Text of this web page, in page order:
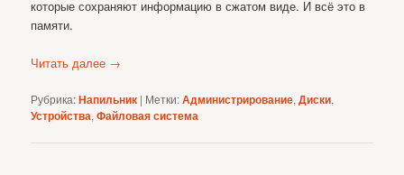
которые сохраняют информацию в сжатом виде. И всё это в
памяти.
Читать далее →
Рубрика:Напильник | Метки:Администрирование,Диски,
Устройства,Файловая система